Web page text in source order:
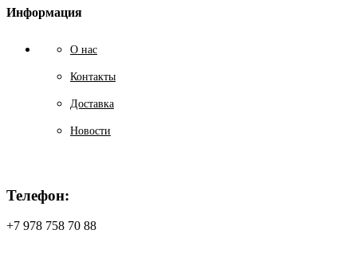
Информация
О нас
Контакты
Доставка
Новости
Телефон:
+7 978 758 70 88